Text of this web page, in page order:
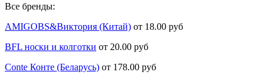
Все бренды:
AMIGOBS&Виктория (Китай) от 18.00 руб
BFL носки и колготки от 20.00 руб
Conte Конте (Беларусь) от 178.00 руб